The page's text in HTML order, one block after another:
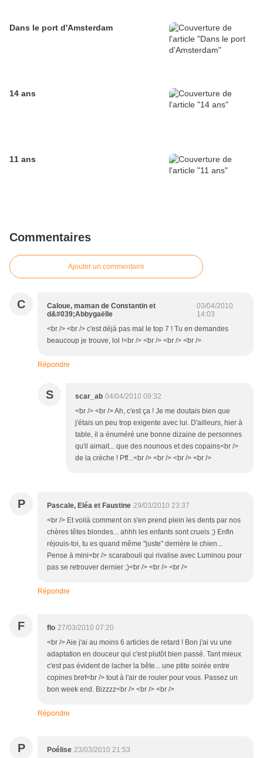
Dans le port d'Amsterdam
14 ans
11 ans
Commentaires
Ajouter un commentaire
C
Caloue, maman de Constantin et
d&#039;Abbygaëlle
03/04/2010
14:03
<br /> <br /> c'est déjà pas mal le top 7 ! Tu en demandes
beaucoup je trouve, lol !<br /> <br /> <br /> <br />
Répondre
S scar_ab 04/04/2010 09:32
<br /> <br /> Ah, c'est ça ! Je me doutais bien que
j'étais un peu trop exigente avec lui. D'ailleurs, hier à
table, il a énuméré une bonne dizaine de personnes
qu'il aimait... que des nounous et des copains<br />
de la crèche ! Pff...<br /> <br /> <br /> <br />
P Pascale, Eléa et Faustine 29/03/2010 23:37
<br /> Et voilà comment on s'en prend plein les dents par nos
chères têtes blondes... ahhh les enfants sont cruels ;) Enfin
réjouis-toi, tu es quand même "juste" derrière le chien...
Pense à mini<br /> scarabouil qui rivalise avec Luminou pour
pas se retrouver dernier ;)<br /> <br /> <br />
Répondre
F flo 27/03/2010 07:20
<br /> Aie j'ai au moins 6 articles de retard ! Bon j'ai vu une
adaptation en douceur qui c'est plutôt bien passé. Tant mieux
c'est pas évident de lacher la bête... une ptite soirée entre
copines bref<br /> tout à l'air de rouler pour vous. Passez un
bon week end. Bizzzz<br /> <br /> <br />
Répondre
P Poélise 23/03/2010 21:53